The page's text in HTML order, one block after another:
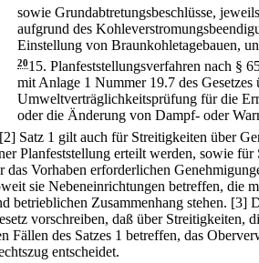
sowie Grundabtretungsbeschlüsse,
aufgrund des
Einstellung von Braunkohletagebauen,
2015. Planfeststellungsverfahren nach §
mit Anlage 1 Nummer 19.7 des Gesetzes
Umweltverträglichkeitsprüfung für die
oder die Änderung von Dampf- oder
[2] Satz 1 gilt auch für Streitigkeiten über
Planfeststellung erteilt werden, sowie
das Vorhaben erforderlichen
sie Nebeneinrichtungen betreffen, die
betrieblichen Zusammenhang stehen. [3]
vorschreiben, daß über Streitigkeiten,
Fällen des Satzes 1 betreffen, das
entscheidet.